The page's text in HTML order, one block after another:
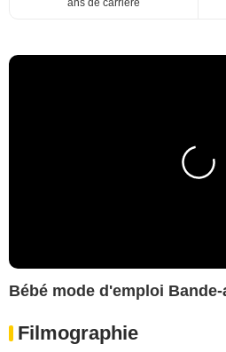
ans de carrière
Bébé mode d'emploi
Filmographie